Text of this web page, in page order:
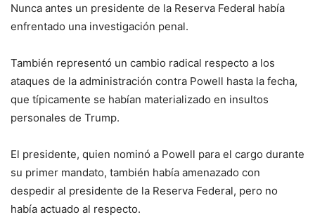
Nunca antes un presidente de la Reserva Federal había
enfrentado una investigación penal.
También representó un cambio radical respecto a los
ataques de la administración contra Powell hasta la fecha,
que típicamente se habían materializado en insultos
personales de Trump.
El presidente, quien nominó a Powell para el cargo durante
su primer mandato, también había amenazado con
despedir al presidente de la Reserva Federal, pero no
había actuado al respecto.